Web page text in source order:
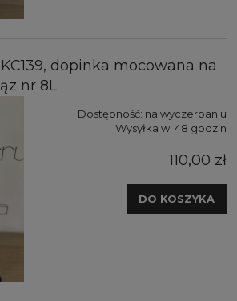
dopinka mocowana na
nr 8L
Dostępność: na wyczerpaniu
Wysyłka w: 48 godzin
110,00 zł
DO KOSZYKA